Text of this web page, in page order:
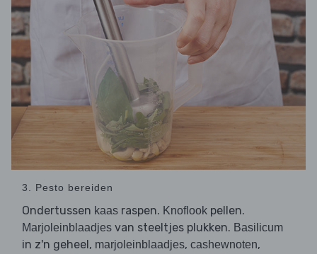
3. Pesto bereiden
Ondertussen kaas raspen. Knoflook pellen.
Marjoleinblaadjes van steeltjes plukken. Basilicum
in z'n geheel, marjoleinblaadjes, cashewnoten,